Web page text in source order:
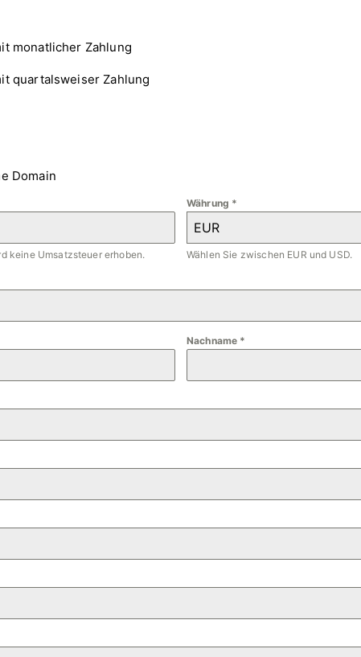
monatlicher Zahlung
quartalsweiser Zahlung
Domain
keine Umsatzsteuer erhoben.
Währung *
EUR
Wählen Sie zwischen EUR und USD.
Nachname *